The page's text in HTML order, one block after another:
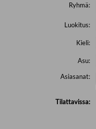
Ryhmä:
Luokitus:
Kieli:
Asu:
Asiasanat:
Tilattavissa: